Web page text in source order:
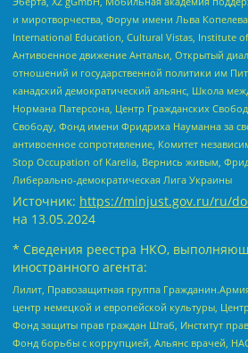
и миротворчества, Форум имени Льва
International Education, Cultural Vistas, Institute
Антивоенное движение Антальи, Открытый
отношений и государственной политики им
канадский демократический альянс, Школа
Нормана Патерсона, Центр Гражданских
Свободу, Фонд имени Фридриха Науманна за
антивоенное сопротивление, Комитет
Stop Occupation of Karelia, Вернись живым,
Либерально-демократическая Лига Украины
Источник: https://minjust.gov.ru/ru/
на 13.05.2024
* Сведения реестра НКО,
иностранного агента:
Лилит, Правозащитная группа
центр немецкой и европейской культуры,
Фонд защиты прав граждан Штаб, Институт
Фонд борьбы с коррупцией, Альянс врачей,